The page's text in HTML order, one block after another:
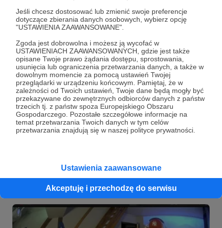
Jeśli chcesz dostosować lub zmienić swoje preferencje
dotyczące zbierania danych osobowych, wybierz opcję
"USTAWIENIA ZAAWANSOWANE".
Zgoda jest dobrowolna i możesz ją wycofać w
USTAWIENIACH ZAAWANSOWANYCH, gdzie jest także
opisane Twoje prawo żądania dostępu, sprostowania,
usunięcia lub ograniczenia przetwarzania danych, a także w
dowolnym momencie za pomocą ustawień Twojej
przeglądarki w urządzeniu końcowym. Pamiętaj, że w
zależności od Twoich ustawień, Twoje dane będą mogły być
przekazywane do zewnętrznych odbiorców danych z państw
trzecich tj. z państw spoza Europejskiego Obszaru
Gospodarczego. Pozostałe szczegółowe informacje na
temat przetwarzania Twoich danych w tym celów
przetwarzania znajdują się w naszej polityce prywatności.
Ustawienia zaawansowane
Akceptuję i przechodzę do serwisu
05.09.2022 ● Brak komentarzy
Kurs IBIZA TALENTS | #BROiMYmusic dla
DJ'a lub producenta muzycznego
#BROiMYmusic wspólnie z IBIZA TALENTS
ibiza producent muzyczny +5